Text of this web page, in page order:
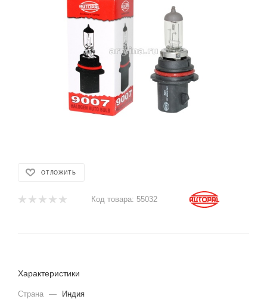
ОТЛОЖИТЬ
Код товара: 55032
Характеристики
Страна —
Индия